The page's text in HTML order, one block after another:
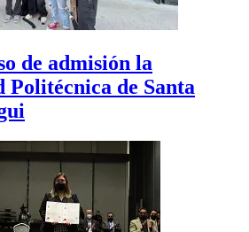
de admisión la
Politécnica de Santa